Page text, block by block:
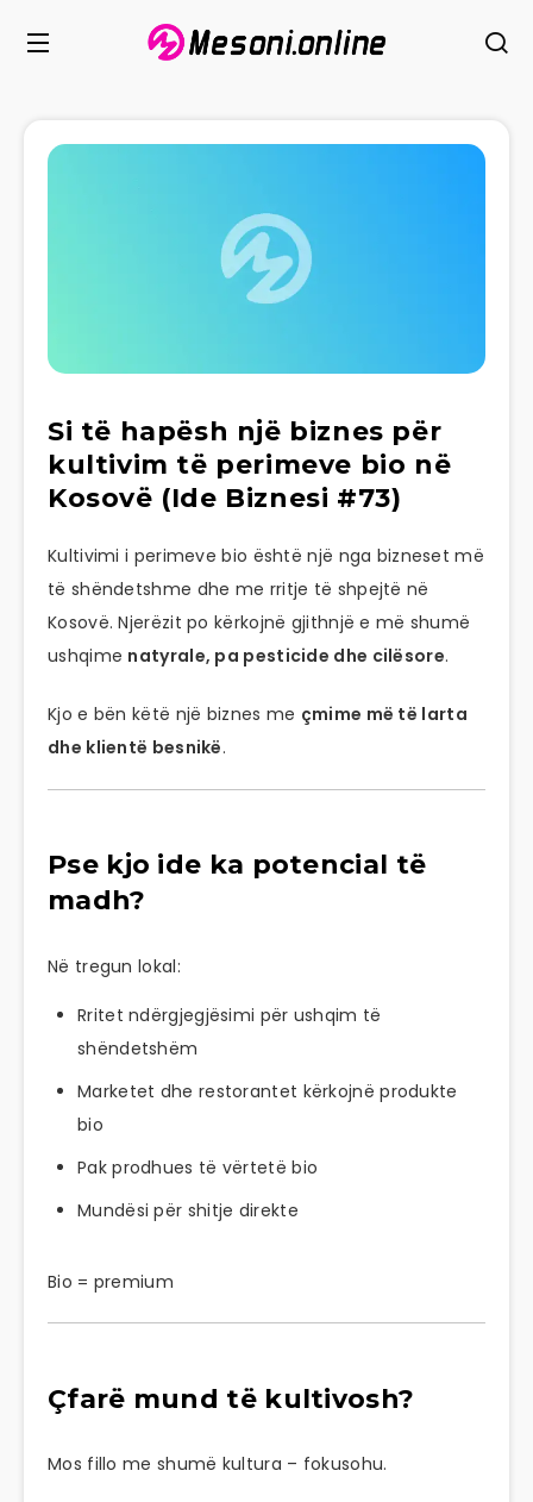
Si të hapësh një biznes për
kultivim të perimeve bio në
Kosovë (Ide Biznesi #73)
Kultivimi i perimeve bio është një nga bizneset më
të shëndetshme dhe me rritje të shpejtë në
Kosovë. Njerëzit po kërkojnë gjithnjë e më shumë
ushqime natyrale, pa pesticide dhe cilësore.
Kjo e bën këtë një biznes me çmime më të larta
dhe klientë besnikë.
Pse kjo ide ka potencial të
madh?
Në tregun lokal:
Rritet ndërgjegjësimi për ushqim të
shëndetshëm
Marketet dhe restorantet kërkojnë produkte
bio
Pak prodhues të vërtetë bio
Mundësi për shitje direkte
Bio = premium
Çfarë mund të kultivosh?
Mos fillo me shumë kultura – fokusohu.